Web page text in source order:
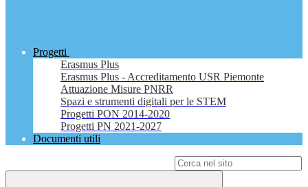
Progetti
Erasmus Plus
Erasmus Plus - Accreditamento USR Piemonte
Attuazione Misure PNRR
Spazi e strumenti digitali per le STEM
Progetti PON 2014-2020
Progetti PN 2021-2027
Documenti utili